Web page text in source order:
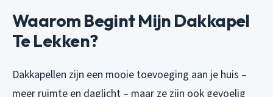
Waarom Begint Mijn Dakkapel
Te Lekken?
Dakkapellen zijn een mooie toevoeging aan je huis –
meer ruimte en daglicht – maar ze zijn ook gevoelig